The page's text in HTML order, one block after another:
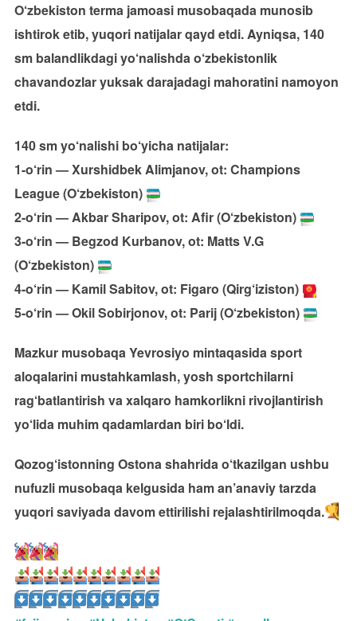
O‘zbekiston terma jamoasi musobaqada munosib
ishtirok etib, yuqori natijalar qayd etdi. Ayniqsa, 140
sm balandlikdagi yo‘nalishda o‘zbekistonlik
chavandozlar yuksak darajadagi mahoratini namoyon
etdi.
140 sm yo‘nalishi bo‘yicha natijalar:
1-o‘rin — Xurshidbek Alimjanov, ot: Champions
League (O‘zbekiston)
2-o‘rin — Akbar Sharipov, ot: Afir (O‘zbekiston)
3-o‘rin — Begzod Kurbanov, ot: Matts V.G
(O‘zbekiston)
4-o‘rin — Kamil Sabitov, ot: Figaro (Qirg‘iziston)
5-o‘rin — Okil Sobirjonov, ot: Parij (O‘zbekiston)
Mazkur musobaqa Yevrosiyo mintaqasida sport
aloqalarini mustahkamlash, yosh sportchilarni
rag‘batlantirish va xalqaro hamkorlikni rivojlantirish
yo‘lida muhim qadamlardan biri bo‘ldi.
Qozog‘istonning Ostona shahrida o‘tkazilgan ushbu
nufuzli musobaqa kelgusida ham an’anaviy tarzda
yuqori saviyada davom ettirilishi rejalashtirilmoqda.